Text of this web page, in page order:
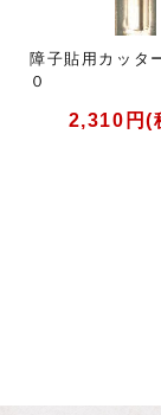
障子貼用カッタ
０
2,310円(